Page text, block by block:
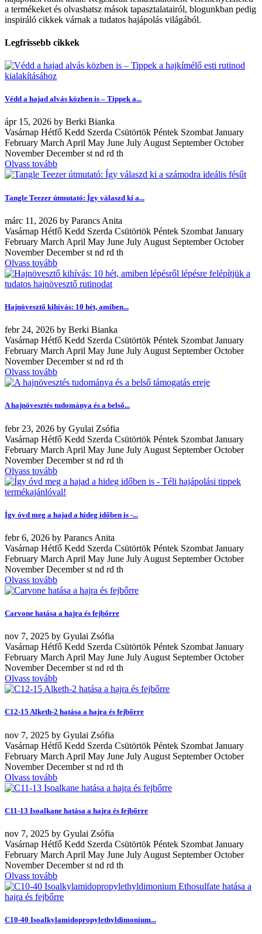
a termékeket és olvashatsz mások tapasztalatairól, blogunkban pedig
inspiráló cikkek várnak a tudatos hajápolás világából.
Legfrissebb cikkek
Védd a hajad alvás közben is – Tippek a...
ápr 15, 2026 by Berki Bianka
Vasárnap Hétfő Kedd Szerda Csütörtök Péntek Szombat January
February March April May June July August September October
November December st nd rd th
Olvass tovább
Tangle Teezer útmutató: Így válaszd ki a...
márc 11, 2026 by Parancs Anita
Vasárnap Hétfő Kedd Szerda Csütörtök Péntek Szombat January
February March April May June July August September October
November December st nd rd th
Olvass tovább
Hajnövesztő kihívás: 10 hét, amiben...
febr 24, 2026 by Berki Bianka
Vasárnap Hétfő Kedd Szerda Csütörtök Péntek Szombat January
February March April May June July August September October
November December st nd rd th
Olvass tovább
A hajnövesztés tudománya és a belső...
febr 23, 2026 by Gyulai Zsófia
Vasárnap Hétfő Kedd Szerda Csütörtök Péntek Szombat January
February March April May June July August September October
November December st nd rd th
Olvass tovább
Így óvd meg a hajad a hideg időben is -...
febr6, 2026 by Parancs Anita
Vasárnap Hétfő Kedd Szerda Csütörtök Péntek Szombat January
February March April May June July August September October
November December st nd rd th
Olvass tovább
Carvone hatása a hajra és fejbőrre
nov 7, 2025 by Gyulai Zsófia
Vasárnap Hétfő Kedd Szerda Csütörtök Péntek Szombat January
February March April May June July August September October
November December st nd rd th
Olvass tovább
C12-15 Alketh-2 hatása a hajra és fejbőrre
nov 7, 2025 by Gyulai Zsófia
Vasárnap Hétfő Kedd Szerda Csütörtök Péntek Szombat January
February March April May June July August September October
November December st nd rd th
Olvass tovább
C11-13 Isoalkane hatása a hajra és fejbőrre
nov 7, 2025 by Gyulai Zsófia
Vasárnap Hétfő Kedd Szerda Csütörtök Péntek Szombat January
February March April May June July August September October
November December st nd rd th
Olvass tovább
C10-40 Isoalkylamidopropylethyldimonium...